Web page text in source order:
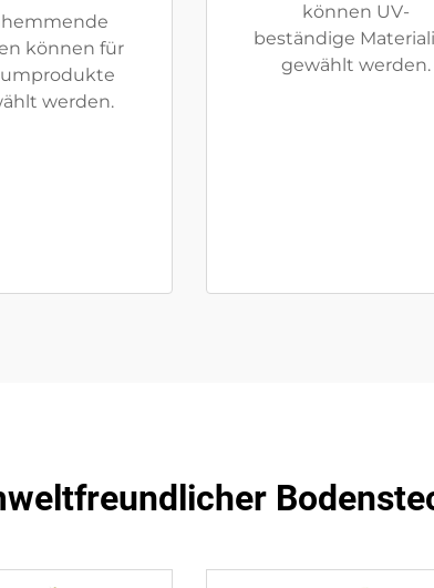
können für
werden.
können UV-
beständige
gewählt werden.